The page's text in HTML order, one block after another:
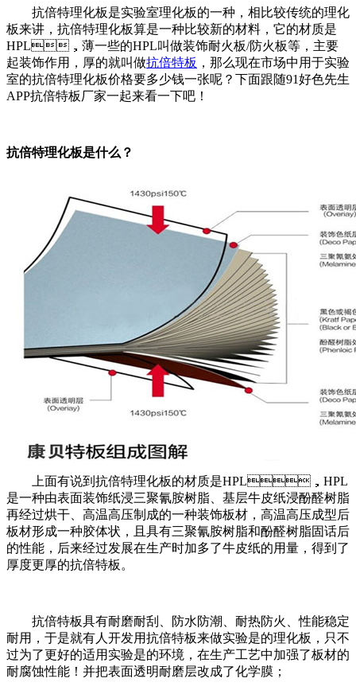
抗倍特理化板是实验室理化板的一种，相比较传统的理化
板来讲，抗倍特理化板算是一种比较新的材料，它的材质是
HPL，薄一些的HPL叫做装饰耐火板/防火板等，主要
起装饰作用，厚的就叫做抗倍特板 ，那么现在市场中用于实验
室的抗倍特理化板价格要多少钱一张呢？下面跟随91好色先生
APP抗倍特板厂家一起来看一下吧！
抗倍特理化板是什么？
上面有说到抗倍特理化板的材质是HPL，HPL
是一种由表面装饰纸浸三聚氰胺树脂、基层牛皮纸浸酚醛树脂
再经过烘干、高温高压制成的一种装饰板材，高温高压成型后
板材形成一种胶体状，且具有三聚氰胺树脂和酚醛树脂固话后
的性能，后来经过发展在生产时加多了牛皮纸的用量，得到了
厚度更厚的抗倍特板。
抗倍特板具有耐磨耐刮、防水防潮、耐热防火、性能稳定
耐用，于是就有人开发用抗倍特板来做实验是的理化板，只不
过为了更好的适用实验是的环境，在生产工艺中加强了板材的
耐腐蚀性能！并把表面透明耐磨层改成了化学膜；